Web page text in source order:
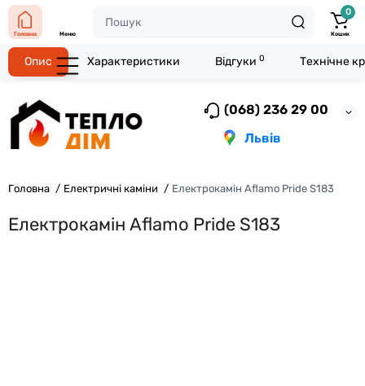
(068) 236 29 00
Львів
Головна Меню
0
Кошик
Головна Електричні каміни Електрокамін Aflamo Pride S183
Електрокамін Aflamo Pride S183
Опис Характеристики Відгуки 0 Технічне